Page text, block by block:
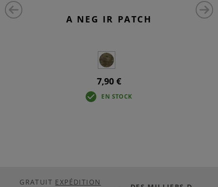
A NEG IR PATCH
7,90 €
EN STOCK
GRATUIT EXPÉDITION